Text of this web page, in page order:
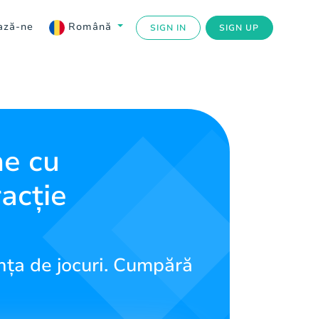
ne Română SIGN IN SIGN UP
cu
de jocuri. Cumpără